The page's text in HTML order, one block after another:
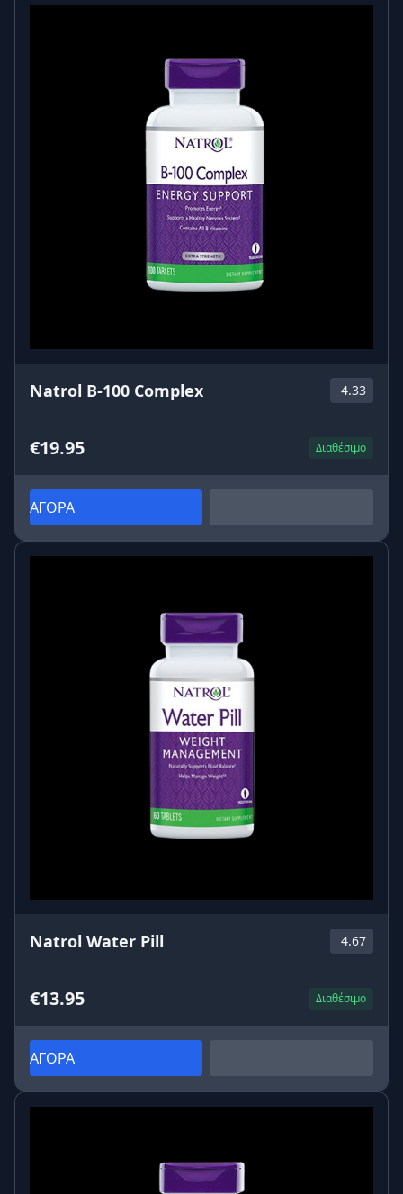
Natrol B-100 Complex 4.33
€19.95 Διαθέσιμο
ΑΓΟΡΑ
Natrol Water Pill 4.67
€13.95 Διαθέσιμο
ΑΓΟΡΑ